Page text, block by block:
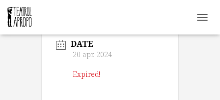
O
DATE
20 apr. 2024
Expired!